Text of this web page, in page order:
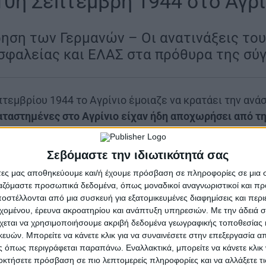
Σεβόμαστε την ιδιωτικότητά σας
μας αποθηκεύουμε και/ή έχουμε πρόσβαση σε πληροφορίες σε
προσωπικά δεδομένα, όπως μοναδικοί αναγνωριστικοί και
από μια συσκευή για εξατομικευμένες διαφημίσεις και
έρευνα ακροατηρίου και ανάπτυξη υπηρεσιών. Με την άδειά
να χρησιμοποιήσουμε ακριβή δεδομένα γεωγραφικής τοποθεσίας
Μπορείτε να κάνετε κλικ για να συναινέσετε στην επεξεργασία
περιγράφεται παραπάνω. Εναλλακτικά, μπορείτε να κάνετε κλικ
πρόσβαση σε πιο λεπτομερείς πληροφορίες και να αλλάξετε
των Γερμανών – Οι ανατινάξεις
και ΕΛΑΣ στα πρόθυρα της
1944 το Αγρίνιο έμοιαζε να κρατάει την
στο Αγρίνιο είχαν ήδη αποχωρήσει από
οπισθοφυλακή με διαταγή να καταστρέψει ό,τι
Όλο αυτό το υλικό βρισκόταν στις αποθήκες και τα
ανατίναξαν.
Οι εκρήξεις ήταν τρομερές,
χτυπήθηκαν από βλήματα που εκτοξεύτηκαν
υλικά έπεφταν στις στέγες και στους δρόμους. Η
τον Ίλαρχο Μύλερ, ολοκλήρωσε την αποστολή
τη γέφυρα του Αχελώου, την οποία και ανατίναξε
Αμφιλοχία.